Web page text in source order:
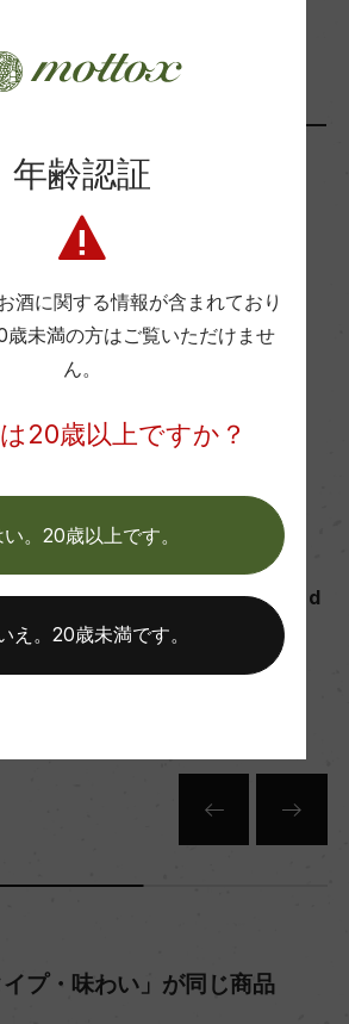
ター」 91点
タンク(MLF有)/シラーの20%は
ーション
カ月
産者」が同じ商品
Clos d
ロ・
フランス
赤 2022
Domaines Paul Mas
Chateau Paul Mas Clos d
es Mures
シャトー・ポール・マス クロ・
デ・ミュール
イプ・味わい」が同じ商品
年齢認証
酒に関する情報が含まれており
歳未満の方はご覧いただけませ
ん。
20歳以上ですか？
い。20歳以上です。
え。20歳未満です。